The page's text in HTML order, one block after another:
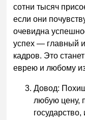
сотни тысяч
если они
очевидна
успех — главный
кадров. Это
еврею и любому
Довод:
любую цену,